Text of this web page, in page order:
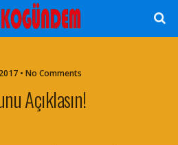
• No Comments
Açıklasın!